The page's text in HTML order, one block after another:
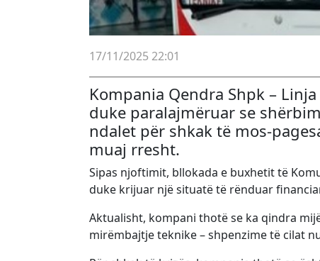
17/11/2025 22:01
Kompania Qendra Shpk –
duke paralajmëruar se
ndalet për shkak të mos-
muaj rresht.
Sipas njoftimit, bllokada e buxhetit të
duke krijuar një situatë të rënduar
Aktualisht, kompani thotë se ka qindra
mirëmbajtje teknike – shpenzime të cilat